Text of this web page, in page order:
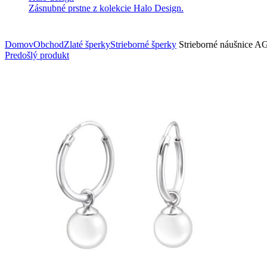
Zásnubné prstne z kolekcie Halo Design.
DomovObchodZlaté šperkyStrieborné šperky Strieborné náušnice
Predošlý produkt